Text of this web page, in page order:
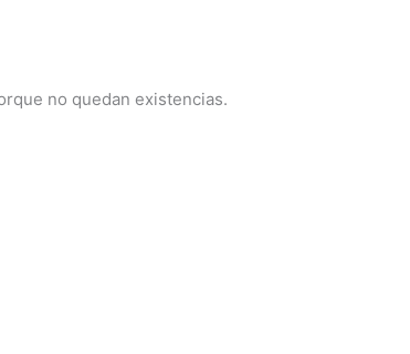
no quedan existencias.